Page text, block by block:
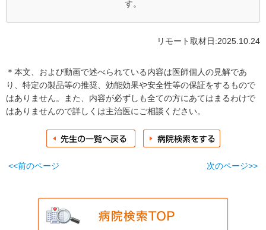
す。
リモート取材日:2025.10.24
＊本文、および動画で述べられている内容は医師個人の見解であ
り、特定の製品等の推奨、効能効果や安全性等の保証をするもので
はありません。また、内容が必ずしも全ての方にあてはまるわけで
はありませんので詳しくは主治医にご相談ください。
<<前のページ 次のページ>>